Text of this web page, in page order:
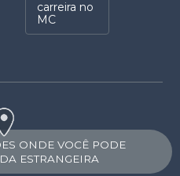
carreira no
MC
ONDE VOCÊ PODE
ESTRANGEIRA